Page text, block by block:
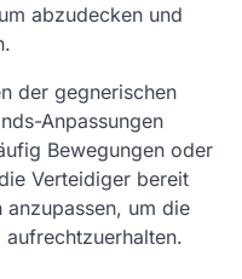
abzudecken und
der gegnerischen
Anpassungen
Bewegungen oder
Verteidiger bereit
um die